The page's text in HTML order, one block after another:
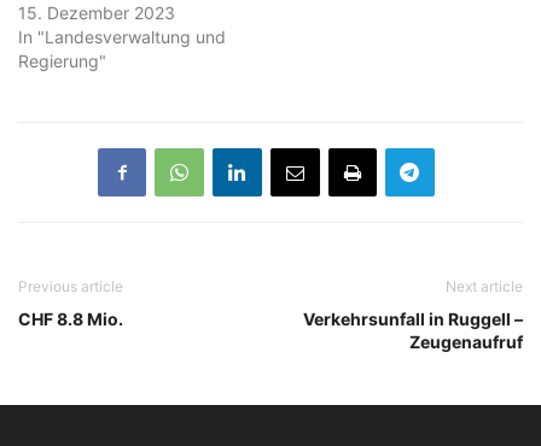
15. Dezember 2023
In "Landesverwaltung und
Regierung"
Previous article
CHF 8.8 Mio.
Next article
Verkehrsunfall in Ruggell –
Zeugenaufruf